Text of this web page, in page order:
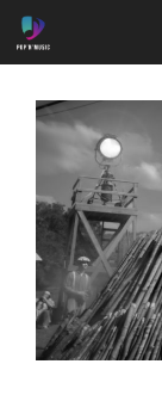
Aller
au